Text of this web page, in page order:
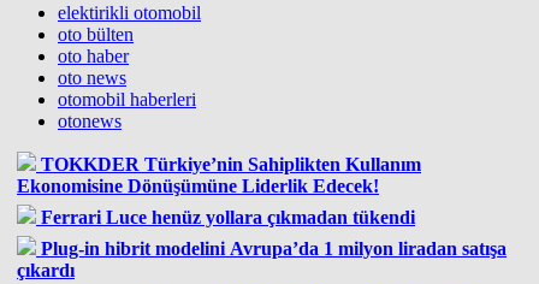
elektirikli otomobil
oto bülten
oto haber
oto news
otomobil haberleri
otonews
TOKKDER Türkiye’nin Sahiplikten Kullanım
Ekonomisine Dönüşümüne Liderlik Edecek!
Ferrari Luce henüz yollara çıkmadan tükendi
Plug-in hibrit modelini Avrupa’da 1 milyon liradan satışa
çıkardı